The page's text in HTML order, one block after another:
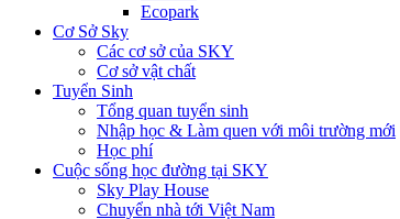
Ecopark
Cơ Sở Sky
Các cơ sở của SKY
Cơ sở vật chất
Tuyển Sinh
Tổng quan tuyển sinh
Nhập học & Làm quen với môi trường mới
Học phí
Cuộc sống học đường tại SKY
Sky Play House
Chuyển nhà tới Việt Nam